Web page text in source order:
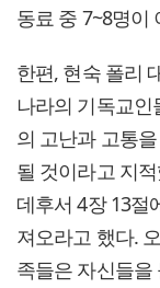
동료 중 7~8명이
한편, 현숙 폴리
나라의 기독교
의 고난과 고통
될 것이라고 지
데후서 4장 13절
져오라고 했다.
족들은 자신들을